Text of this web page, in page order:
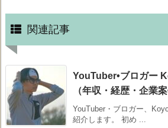
関連記事
YouTuber•ブロガー
（年収・経歴・企業案
YouTuber・ブロガー、
紹介します。 初め ...